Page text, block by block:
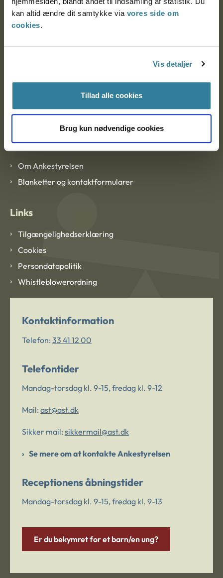
kan altid ændre dit samtykke via vores side om
cookies.
Vis detaljer
Tillad alle cookies
Brug kun nødvendige cookies
Ankestyrelsen Aalborg
EAN: 57 98 000 35 48 21
Om Ankestyrelsen
Om Ankestyrelsen
Blanketter og kontaktformularer
Links
Tilgængelighedserklæring
Cookies
Persondatapolitik
Whistleblowerordning
Kontaktinformation
Telefon: 33 41 12 00
Telefontider
Mandag-torsdag kl. 9-15, fredag kl. 9-12
Mail: ast@ast.dk
Sikker mail: sikkermail@ast.dk
Se mere om at kontakte Ankestyrelsen
Receptionens åbningstider
Mandag-torsdag kl. 9-15, fredag kl. 9-13
Er du bekymret for et barn/en ung?